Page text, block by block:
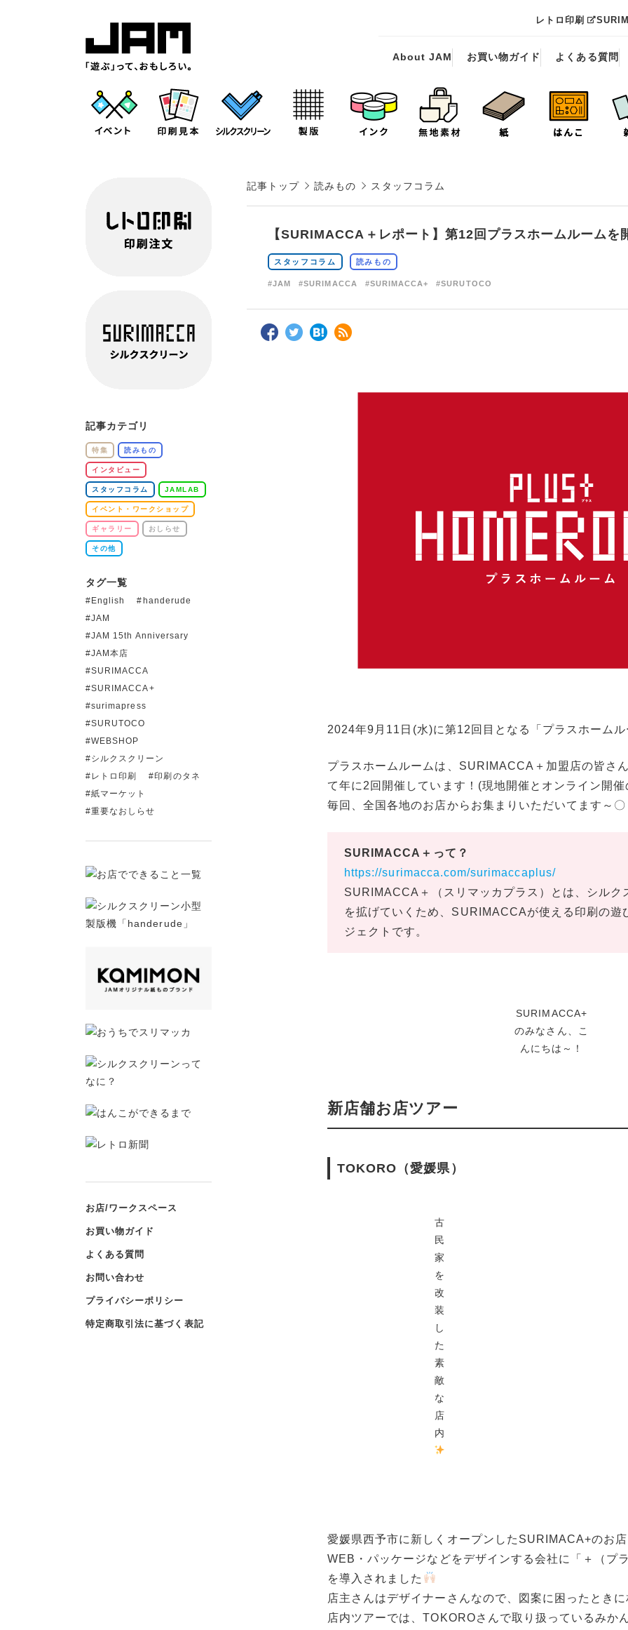
レトロ印刷
About JAM お買い物ガイド よくある質問
記事トップ 読みもの スタッフコラム
【SURIMACCA＋レポート】第12回プラスホームルームを
スタッフコラム 読みもの
#JAM #SURIMACCA #SURIMACCA+ #SURUTOCO
2024年9月11日(水)に第12回目となる「プラスホームル
プラスホームルームは、SURIMACCA＋加盟店の皆さ
て年に2回開催しています！(現地開催とオンライン開催
毎回、全国各地のお店からお集まりいただいてます～〇
SURIMACCA＋って？
https://surimacca.com/surimaccaplus/
SURIMACCA＋（スリマッカプラス）とは、シルク
を拡げていくため、SURIMACCAが使える印刷の遊
ジェクトです。
SURIMACCA+
のみなさん、こ
んにちは～！
新店舗お店ツアー
TOKORO（愛媛県）
古
民
家
を
改
装
し
た
素
敵
な
店
内
愛媛県西予市に新しくオープンしたSURIMACA+のお店
WEB・パッケージなどをデザインする会社に「＋（プ
を導入されました
店主さんはデザイナーさんなので、図案に困ったときに
店内ツアーでは、TOKOROさんで取り扱っているみか
記事カテゴリ
特集 読みもの
インタビュー
スタッフコラム JAMLAB
イベント・ワークショップ
ギャラリー おしらせ
その他
タグ一覧
English
handerude
JAM
JAM 15th Anniversary
JAM本店
SURIMACCA
SURIMACCA+
surimapress
SURUTOCO
WEBSHOP
シルクスクリーン
レトロ印刷
印刷のタネ
紙マーケット
重要なおしらせ
お店/ワークスペース
お買い物ガイド
よくある質問
お問い合わせ
プライバシーポリシー
特定商取引法に基づく表記